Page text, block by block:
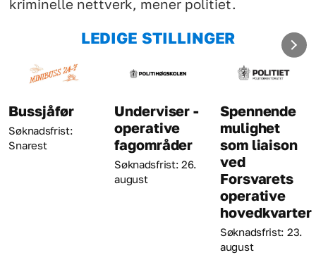
kriminelle nettverk, mener politiet.
LEDIGE STILLINGER
Underviser -
operative
fagområder
Spennende
mulighet
som liaison
ved
Forsvarets
Søknadsfrist: 23.
august